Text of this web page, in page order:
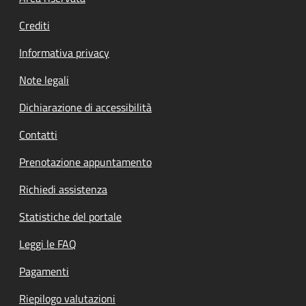
Crediti
Informativa privacy
Note legali
Dichiarazione di accessibilità
Contatti
Prenotazione appuntamento
Richiedi assistenza
Statistiche del portale
Leggi le FAQ
Pagamenti
Riepilogo valutazioni